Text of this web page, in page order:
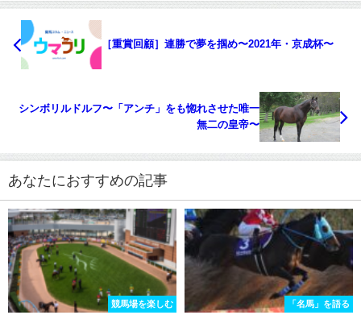
［重賞回顧］連勝で夢を掴め〜2021年・京成杯〜
シンボリルドルフ〜「アンチ」をも惚れさせた唯一
無二の皇帝〜
あなたにおすすめの記事
競馬場を楽しむ 「名馬」を語る